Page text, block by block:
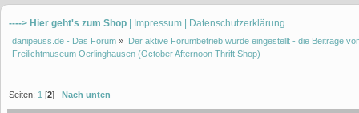
----> Hier geht's zum Shop | Impressum | Datenschutzerklärung
danipeuss.de - Das Forum » Der aktive Forumbetrieb wurde eingestellt - die Beiträge
Freilichtmuseum Oerlinghausen (October Afternoon Thrift Shop)
Seiten: 1 [2] Nach unten